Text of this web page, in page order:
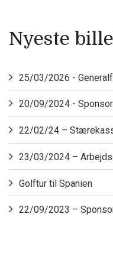
Nyeste
25/03/2026 -
20/09/2024 -
22/02/24 –
23/03/2024 –
Golftur til Spanien
22/09/2023 –